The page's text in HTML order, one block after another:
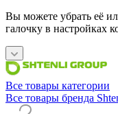
Вы можете убрать её
галочку в настройках
Все товары категории
Все товары бренда